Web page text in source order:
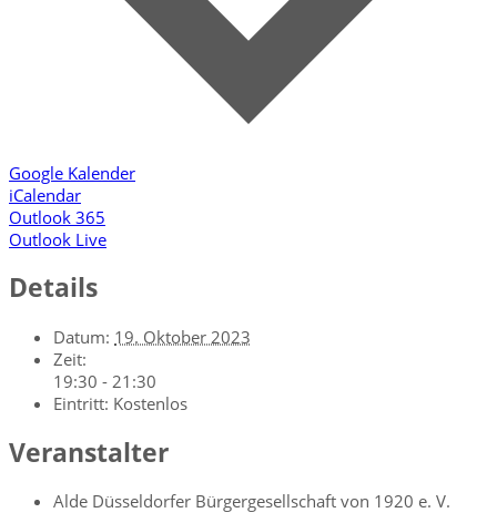
Google Kalender
iCalendar
Outlook 365
Outlook Live
Details
Datum: 19. Oktober 2023
Zeit:
19:30 - 21:30
Eintritt: Kostenlos
Veranstalter
Alde Düsseldorfer Bürgergesellschaft von 1920 e. V.